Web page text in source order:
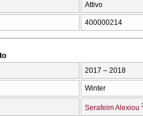
Attivo
400000214
2017 – 2018
Winter
Serafeim Alexiou